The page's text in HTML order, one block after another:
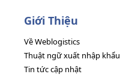
Giới Thiệu
Về Weblogistics
Thuật ngữ xuất nhập khẩu
Tin tức cập nhật